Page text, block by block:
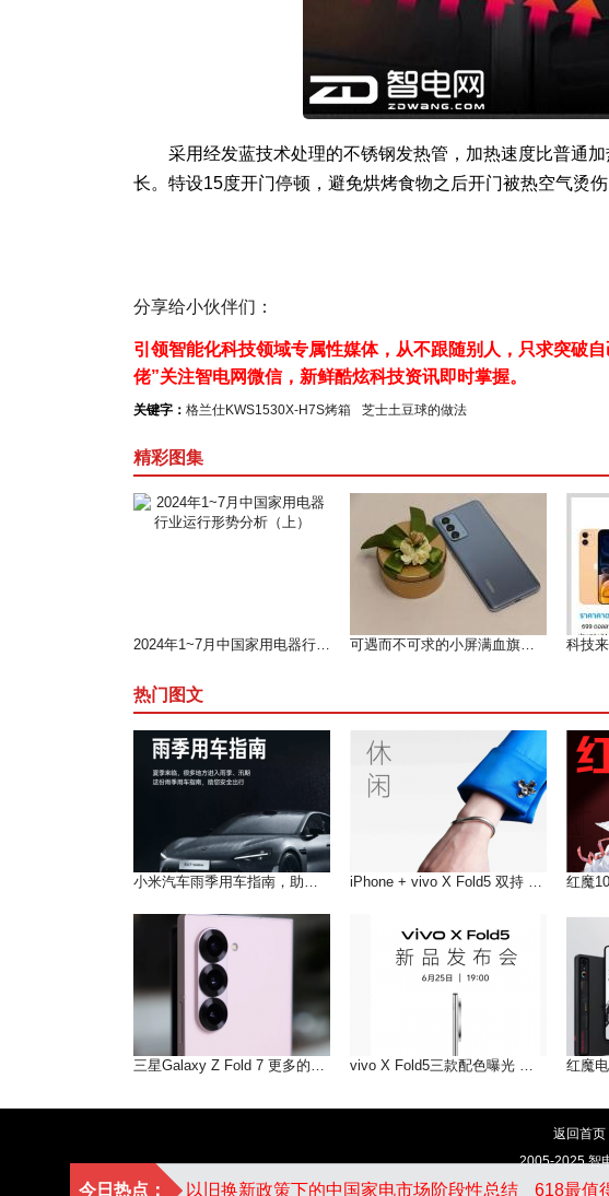
采用经发蓝技术处理的不锈钢发热管，加热速度比普通
长。特设15度开门停顿，避免烘烤食物之后开门被热空气烫伤
分享给小伙伴们：
引领智能化科技领域专属性媒体，从不跟随别人，只求突破
佬”关注智电网微信，新鲜酷炫科技资讯即时掌握。
关键字： 格兰仕KWS1530X-H7S烤箱 芝士土豆球的做法
精彩图集
2024年1~7月中国家用电器行业运行形势分析（上） 可遇而不可求的小屏满血旗舰--魅族 18测评
热门图文
小米汽车雨季用车指南，助您在雨季安全出行 iPhone + vivo X Fold5 双持 以长补短互联互通双倍快乐!
三星Galaxy Z Fold 7 更多的AI即将到来 vivo X Fold5三款配色曝光 轻薄手感，和你好搭
今日热点： 以旧换新政策下的中国家电市场阶段性总结 618最值
返回首页
2005-2025 智